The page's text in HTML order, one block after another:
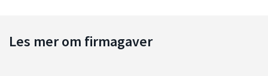
Les mer om firmagaver